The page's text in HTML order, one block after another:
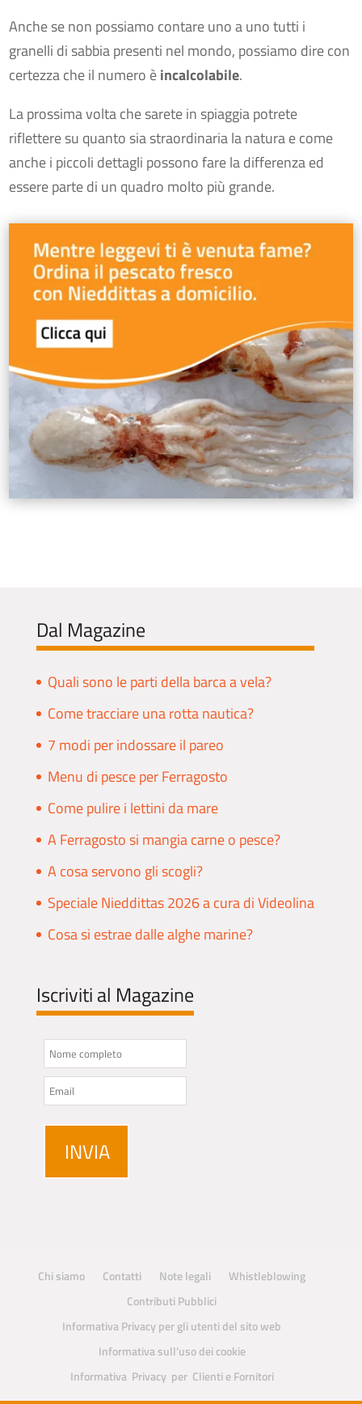
Anche se non possiamo contare uno a uno tutti i
granelli di sabbia presenti nel mondo, possiamo dire con
certezza che il numero èincalcolabile.
La prossima volta che sarete in spiaggia potrete
riflettere su quanto sia straordinaria la natura e come
anche i piccoli dettagli possono fare la differenza ed
essere parte di un quadro molto più grande.
Dal Magazine
Quali sono le parti della barca a vela?
Come tracciare una rotta nautica?
7 modi per indossare il pareo
Menu di pesce per Ferragosto
Come pulire i lettini da mare
A Ferragosto si mangia carne o pesce?
A cosa servono gli scogli?
Speciale Nieddittas 2026 a cura di Videolina
Cosa si estrae dalle alghe marine?
Iscriviti al Magazine
Chi siamo Contatti Note legali
Whistleblowing
Contributi Pubblici
Informativa Privacy per gli utenti del sito web
Informativa sull’uso dei cookie
Informativa Privacy per Clienti e Fornitori